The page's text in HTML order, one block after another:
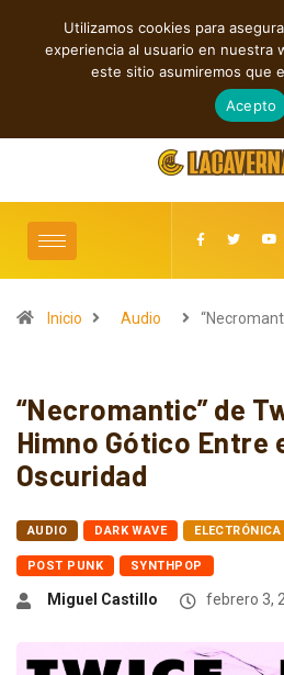
Rock, folk e indie: cuatro estrenos
agosto 7,
Inicio Audio
“Necromantic” de
Himno Gótico Entre
Oscuridad
AUDIO DARK WAVE ELECTRÓNICA
POST PUNK SYNTHPOP
Miguel Castillo febrero 3,
Utilizamos cookies para
experiencia al usuario en nuestra
este sitio asumiremos que
Acepto